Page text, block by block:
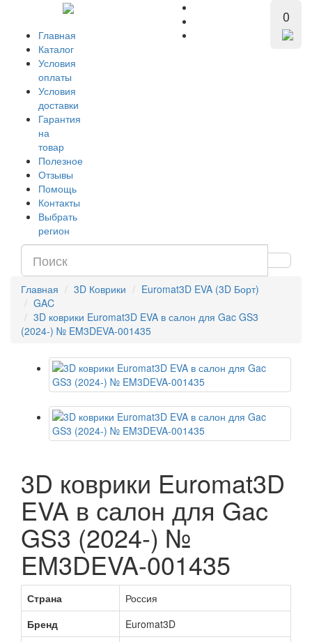
Главная
Каталог
Условия
оплаты
Условия
доставки
Гарантия
на
товар
Полезное
Отзывы
Помощь
Контакты
Выбрать
регион
0
Главная 3D Коврики
Euromat3D EVA (3D Борт)
GAC
3D коврики Euromat3D EVA в салон для Gac GS3
(2024-) № EM3DEVA-001435
3D коврики Euromat3D
EVA в салон для Gac
GS3 (2024-) №
EM3DEVA-001435
Страна
Россия
Бренд
Euromat3D